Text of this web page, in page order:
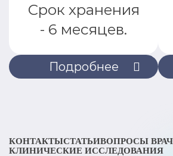
Подробнее
Срок хранения
- 6 месяцев.
КОНТАКТЫСТАТЬИВОПРОСЫ
КЛИНИЧЕСКИЕ ИССЛЕДОВАНИЯ